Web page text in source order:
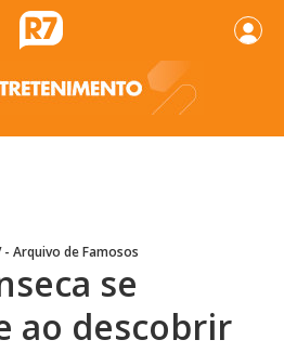
- Arquivo de Famosos
se
ao descobrir